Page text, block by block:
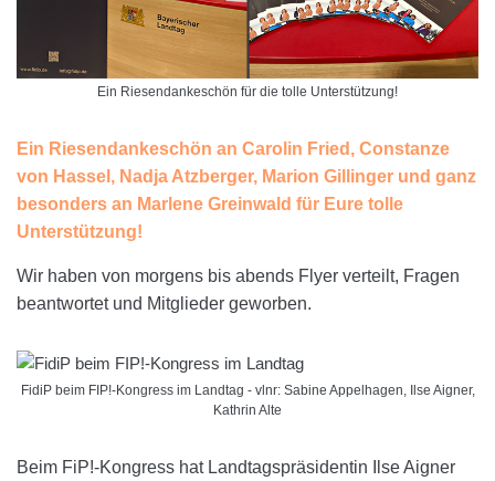
Ein Riesendankeschön für die tolle Unterstützung!
Ein Riesendankeschön an Carolin Fried, Constanze
von Hassel, Nadja Atzberger, Marion Gillinger und ganz
besonders an Marlene Greinwald für Eure tolle
Unterstützung!
Wir haben von morgens bis abends Flyer verteilt, Fragen
beantwortet und Mitglieder geworben.
FidiP beim FIP!-Kongress im Landtag - vlnr: Sabine Appelhagen, Ilse Aigner,
Kathrin Alte
Beim FiP!-Kongress hat Landtagspräsidentin Ilse Aigner